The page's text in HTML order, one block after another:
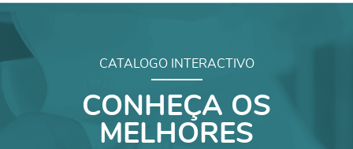
CATALOGO INTERACTIVO
CONHEÇA OS
MELHORES